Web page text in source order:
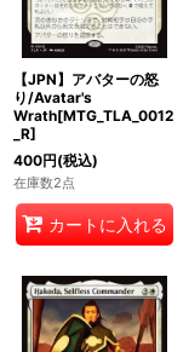
【JPN】アバターの怒
り/Avatar's
Wrath[MTG_TLA_0012
_R]
400円(税込)
在庫数2点
カートに入れる